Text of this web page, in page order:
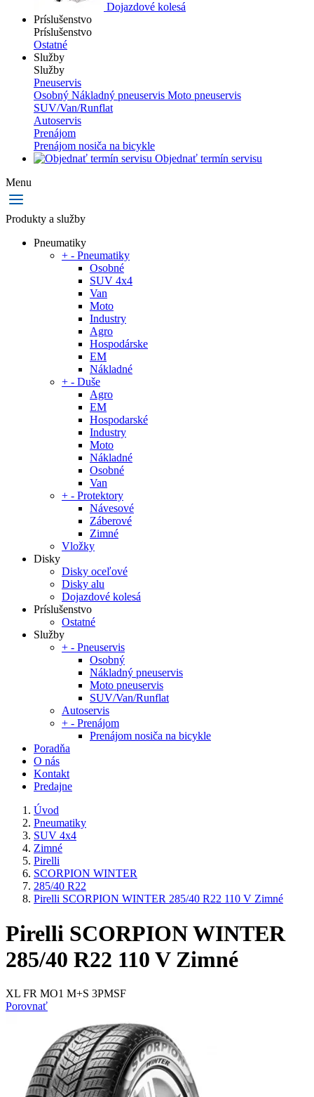
Dojazdové kolesá
Príslušenstvo
Príslušenstvo
Ostatné
Služby
Služby
Pneuservis
Osobný Nákladný pneuservis Moto pneuservis
SUV/Van/Runflat
Autoservis
Prenájom
Prenájom nosiča na bicykle
Objednať termín servisu
Menu
Produkty a služby
Pneumatiky
+ - Pneumatiky
Osobné
SUV 4x4
Van
Moto
Industry
Agro
Hospodárske
EM
Nákladné
+ - Duše
Agro
EM
Hospodarské
Industry
Moto
Nákladné
Osobné
Van
+ - Protektory
Návesové
Záberové
Zimné
Vložky
Disky
Disky oceľové
Disky alu
Dojazdové kolesá
Príslušenstvo
Ostatné
Služby
+ - Pneuservis
Osobný
Nákladný pneuservis
Moto pneuservis
SUV/Van/Runflat
Autoservis
+ - Prenájom
Prenájom nosiča na bicykle
Poradňa
O nás
Kontakt
Predajne
Úvod
Pneumatiky
SUV 4x4
Zimné
Pirelli
SCORPION WINTER
285/40 R22
Pirelli SCORPION WINTER 285/40 R22 110 V Zimné
Pirelli SCORPION WINTER
285/40 R22 110 V Zimné
XL FR MO1 M+S 3PMSF
Porovnať